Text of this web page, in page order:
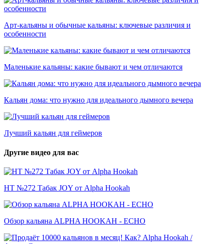
Арт-кальяны и обычные кальяны: ключевые различия и
особенности
Маленькие кальяны: какие бывают и чем отличаются
Кальян дома: что нужно для идеального дымного вечера
Лучший кальян для геймеров
Другие видео для вас
HT №272 Табак JOY от Alpha Hookah
Обзор кальяна ALPHA HOOKAH - ECHO